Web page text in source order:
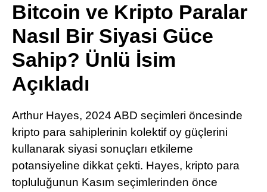
Youtube
TikTok
Telegram
Bitcoin ve Kripto Paralar
Nasıl Bir Siyasi Güce
Sahip? Ünlü İsim
Açıkladı
Arthur Hayes, 2024 ABD seçimleri öncesinde
kripto para sahiplerinin kolektif oy güçlerini
kullanarak siyasi sonuçları etkileme
potansiyeline dikkat çekti. Hayes, kripto para
topluluğunun Kasım seçimlerinden önce